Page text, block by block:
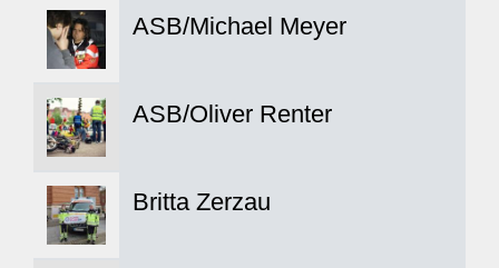
ASB/Michael Meyer
ASB/Oliver Renter
Britta Zerzau